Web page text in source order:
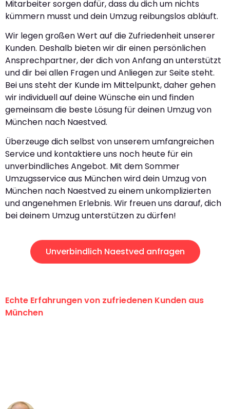
Mitarbeiter sorgen dafür, dass du dich um nichts
kümmern musst und dein Umzug reibungslos abläuft.
Wir legen großen Wert auf die Zufriedenheit unserer
Kunden. Deshalb bieten wir dir einen persönlichen
Ansprechpartner, der dich von Anfang an unterstützt
und dir bei allen Fragen und Anliegen zur Seite steht.
Bei uns steht der Kunde im Mittelpunkt, daher gehen
wir individuell auf deine Wünsche ein und finden
gemeinsam die beste Lösung für deinen Umzug von
München nach Naestved.
Überzeuge dich selbst von unserem umfangreichen
Service und kontaktiere uns noch heute für ein
unverbindliches Angebot. Mit dem Sommer
Umzugsservice aus München wird dein Umzug von
München nach Naestved zu einem unkomplizierten
und angenehmen Erlebnis. Wir freuen uns darauf, dich
bei deinem Umzug unterstützen zu dürfen!
Unverbindlich Naestved anfragen
Echte Erfahrungen von zufriedenen Kunden aus
München